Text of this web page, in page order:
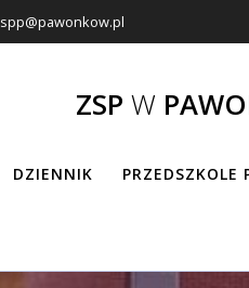
spp@pawonkow.pl
ZSP W
DZIENNIK PRZEDSZKOLE